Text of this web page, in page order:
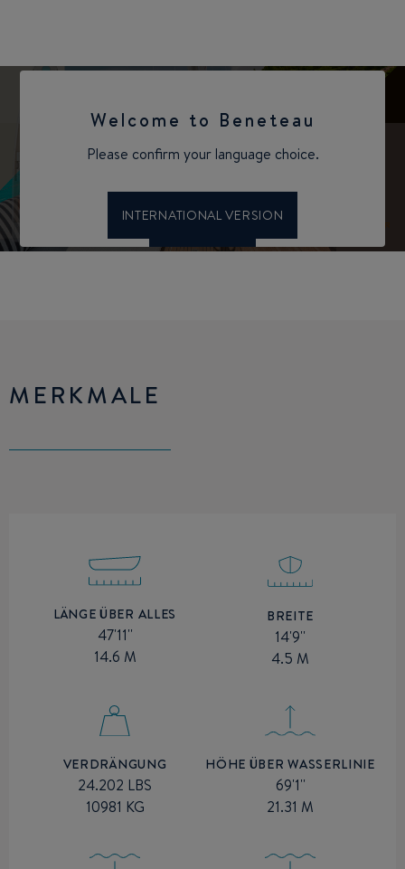
MERKMALE
LÄNGE ÜBER ALLES
47'11''
14.6 M
BREITE
14'9''
4.5 M
VERDRÄNGUNG
24.202 LBS
10981 KG
HÖHE ÜBER WASSERLINIE
69'1''
21.31 M